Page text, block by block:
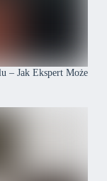
– Jak Ekspert Może